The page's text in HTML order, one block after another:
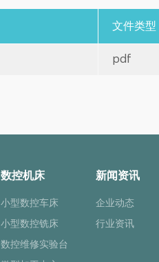
文件类型
pdf
数控机床
小型数控车床
小型数控铣床
数控维修实验台
新闻资讯
企业动态
行业资讯